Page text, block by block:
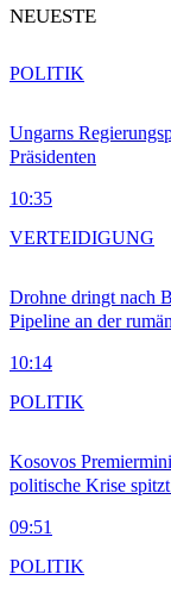
NEUESTE
Ungarns
Präsidenten
10:35
POLITIK
Drohne dringt nach
Pipeline an der
10:14
VERTEIDIGUNG
Kosovos
politische Krise
09:51
POLITIK
POLITIK